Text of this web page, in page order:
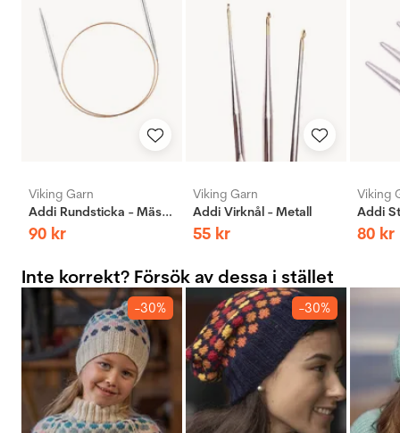
Viking Garn
Addi Rundsticka - Mässing
90 kr
Viking Garn
Addi Virknål - Metall
55 kr
Viking
80 kr
Inte korrekt? Försök av dessa i stället
-30% -30%